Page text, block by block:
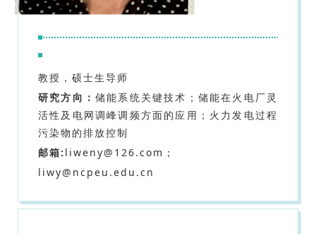
教授，硕士生导师
研究方向： 储能系统关键技术；储能在火电厂灵
活性及电网调峰调频方面的应用；火力发电过程
污染物的排放控制
邮箱: liweny@126.com；
liwy@ncpeu.edu.cn